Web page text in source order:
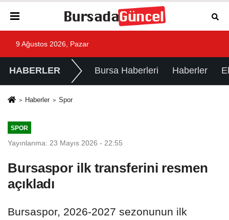
9 Ağustos 2026, Pazar
HABERLER Bursa Haberleri Haberler
Haberler Spor
SPOR
Yayınlanma: 23 Mayıs 2026 - 22:55
Bursaspor ilk transferini resmen
açıkladı
Bursaspor, 2026-2027 sezonunun ilk